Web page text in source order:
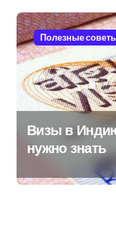
Полезные
Визы в
нужно знать